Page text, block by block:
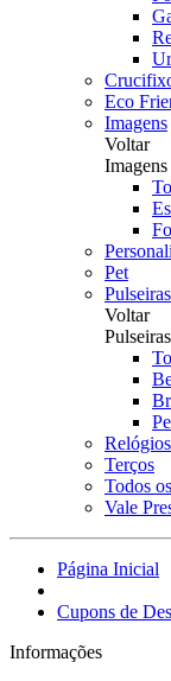
Eco
Imagens
Voltar
Imagens
Pet
Pulseiras
Voltar
Pulseiras
Relógios
Terços
Todos
Vale
Página Inicial
Cupons de
Informações